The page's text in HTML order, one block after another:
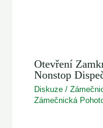
Otevření
Nonstop
Diskuze /
Zámečnická